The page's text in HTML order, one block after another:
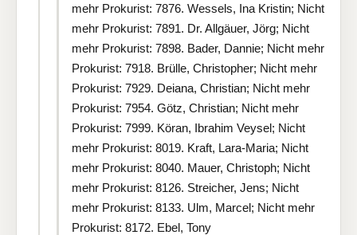
mehr Prokurist: 7876. Wessels, Ina Kristin; Nicht
mehr Prokurist: 7891. Dr. Allgäuer, Jörg; Nicht
mehr Prokurist: 7898. Bader, Dannie; Nicht mehr
Prokurist: 7918. Brülle, Christopher; Nicht mehr
Prokurist: 7929. Deiana, Christian; Nicht mehr
Prokurist: 7954. Götz, Christian; Nicht mehr
Prokurist: 7999. Köran, Ibrahim Veysel; Nicht
mehr Prokurist: 8019. Kraft, Lara-Maria; Nicht
mehr Prokurist: 8040. Mauer, Christoph; Nicht
mehr Prokurist: 8126. Streicher, Jens; Nicht
mehr Prokurist: 8133. Ulm, Marcel; Nicht mehr
Prokurist: 8172. Ebel, Tony